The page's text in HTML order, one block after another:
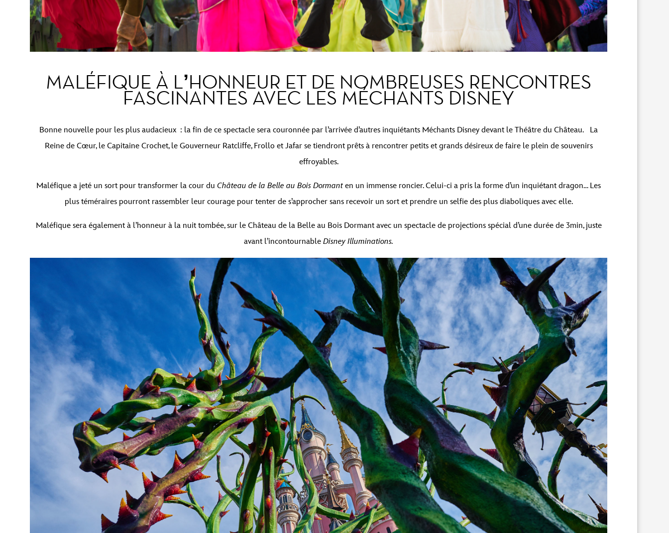
MALÉFIQUE À L’HONNEUR ET DE NOMBREUSES RENCONTRES
FASCINANTES AVEC LES MÉCHANTS DISNEY
Bonne nouvelle pour les plus audacieux : la fin de ce spectacle sera couronnée par l’arrivée d’autres inquiétants Méchants Disney devant le Théâtre du Château. La
Reine de Cœur, le Capitaine Crochet, le Gouverneur Ratcliffe, Frollo et Jafar se tiendront prêts à rencontrer petits et grands désireux de faire le plein de souvenirs
effroyables.
Maléfique a jeté un sort pour transformer la cour du Château de la Belle au Bois Dormant en un immense roncier. Celui-ci a pris la forme d’un inquiétant dragon… Les
plus téméraires pourront rassembler leur courage pour tenter de s’approcher sans recevoir un sort et prendre un selfie des plus diaboliques avec elle.
Maléfique sera également à l’honneur à la nuit tombée, sur le Château de la Belle au Bois Dormant avec un spectacle de projections spécial d’une durée de 3min, juste
avant l’incontournable Disney Illuminations.